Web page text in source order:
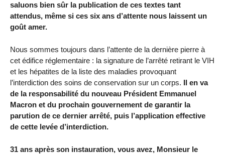
saluons bien sûr la publication de ces textes tant
attendus, même si ces six ans d’attente nous laissent un
goût amer.
Nous sommes toujours dans l’attente de la dernière pierre à
cet édifice réglementaire : la signature de l’arrêté retirant le VIH
et les hépatites de la liste des maladies provoquant
l’interdiction des soins de conservation sur un corps. Il en va
de la responsabilité du nouveau Président Emmanuel
Macron et du prochain gouvernement de garantir la
parution de ce dernier arrêté, puis l’application effective
de cette levée d’interdiction.
31 ans après son instauration, vous avez, Monsieur le